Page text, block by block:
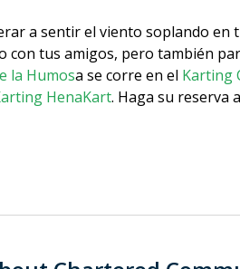
a sentir el viento soplando en
con tus amigos, pero también
la Humosa se corre en el Karting
HenaKart. Haga su reserva